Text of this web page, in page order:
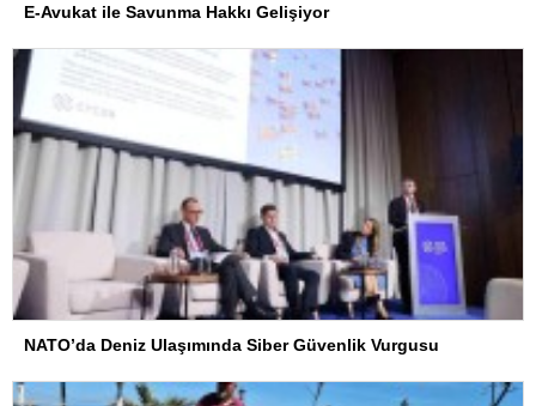
E-Avukat ile Savunma Hakkı Gelişiyor
NATO’da Deniz Ulaşımında Siber Güvenlik Vurgusu